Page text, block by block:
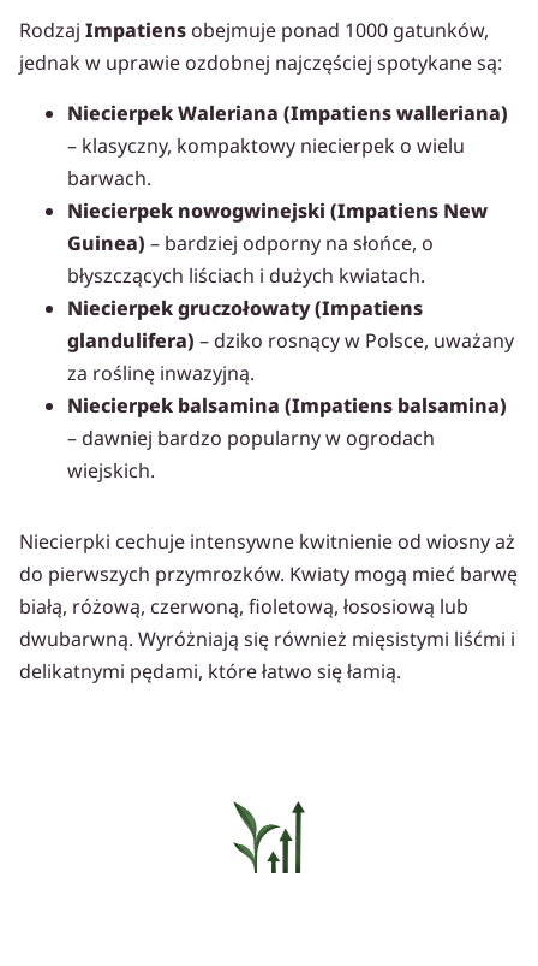
Rodzaj Impatiens obejmuje ponad 1000 gatunków,
jednak w uprawie ozdobnej najczęściej spotykane są:
Niecierpek Waleriana (Impatiens walleriana)
– klasyczny, kompaktowy niecierpek o wielu
barwach.
Niecierpek nowogwinejski (Impatiens New
Guinea) – bardziej odporny na słońce, o
błyszczących liściach i dużych kwiatach.
Niecierpek gruczołowaty (Impatiens
glandulifera) – dziko rosnący w Polsce, uważany
za roślinę inwazyjną.
Niecierpek balsamina (Impatiens balsamina)
– dawniej bardzo popularny w ogrodach
wiejskich.
Niecierpki cechuje intensywne kwitnienie od wiosny aż
do pierwszych przymrozków. Kwiaty mogą mieć barwę
białą, różową, czerwoną, fioletową, łososiową lub
dwubarwną. Wyróżniają się również mięsistymi liśćmi i
delikatnymi pędami, które łatwo się łamią.